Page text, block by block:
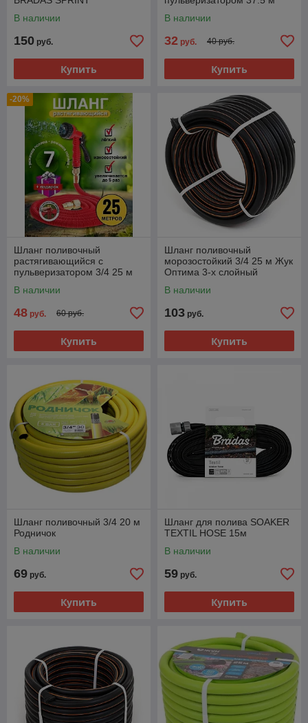
В наличии
150 руб.
Купить
В наличии
32 руб. 40 руб.
Купить
-20%
Шланг поливочный
растягивающийся с
пульверизатором 3/4 25 м
В наличии
48 руб. 60 руб.
Купить
Шланг поливочный
морозостойкий 3/4 25 м Жук
Оптима 3-х слойный
В наличии
103 руб.
Купить
Шланг поливочный 3/4 20 м
Родничок
В наличии
69 руб.
Купить
Шланг для полива SOAKER
TEXTIL HOSE 15м
В наличии
59 руб.
Купить